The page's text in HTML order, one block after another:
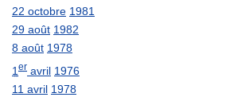
22 octobre 1981
29 août 1982
8 août 1978
1 er avril 1976
11 avril 1978